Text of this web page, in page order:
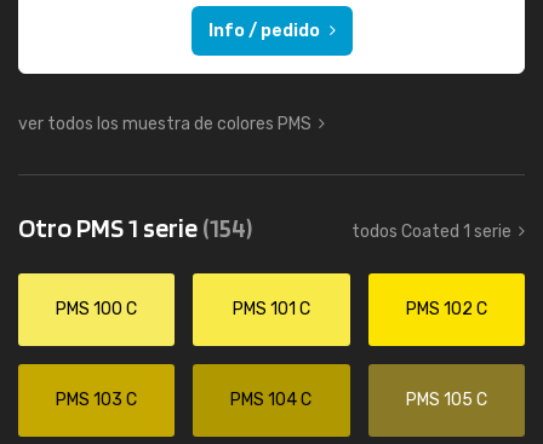
Info / pedido
ver todos los muestra de colores PMS
Otro PMS 1 serie(154) todos Coated 1 serie
PMS 100 C PMS 101 C PMS 102 C
PMS 103 C PMS 104 C PMS 105 C